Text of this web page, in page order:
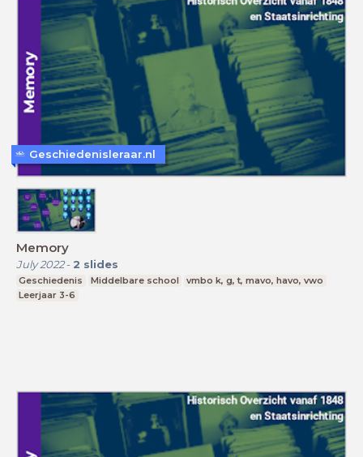
Memory
July 2022- 2 slides
Geschiedenis Middelbare school
vmbo k, g, t, mavo, havo, vwo
Leerjaar 3-6
Geschiedenisleraar.nl